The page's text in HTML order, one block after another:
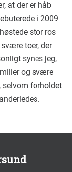
at der er håb
i 2009
stor ros
toer, der
synes jeg,
og svære
selvom forholdet